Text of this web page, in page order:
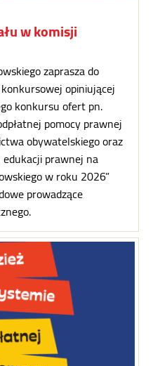
w komisji
zaprasza do
opiniującej
konkursu ofert pn.
pomocy prawnej
obywatelskiego oraz
prawnej na
w roku 2026”
prowadzące